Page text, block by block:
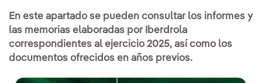
En este apartado se pueden consultar los informes y
las memorias elaboradas por Iberdrola
correspondientes al ejercicio 2025, así como los
documentos ofrecidos en años previos.